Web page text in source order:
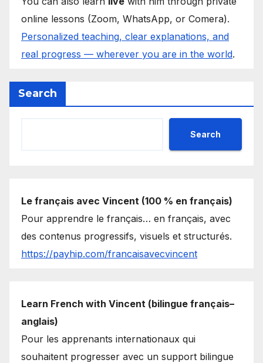
online lessons (Zoom, WhatsApp, or Comera).
Personalized teaching, clear explanations, and
real progress — wherever you are in the world.
Search
Search
Le français avec Vincent (100 % en français)
Pour apprendre le français… en français, avec
des contenus progressifs, visuels et structurés.
https://payhip.com/francaisavecvincent
Learn French with Vincent (bilingue français–
anglais)
Pour les apprenants internationaux qui
souhaitent progresser avec un support bilingue